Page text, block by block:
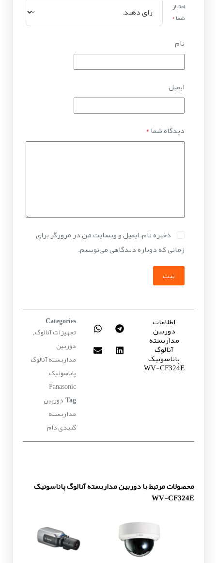
امتیاز
شما*
نام
ایمیل
دیدگاه شما*
ذخیره نام، ایمیل و وبسایت من در مرورگر برای
زمانی که دوباره دیدگاهی می‌نویسم.
ثبت
اطلاعات
دوربین
مداربسته
آنالوگ
پاناسونیک
WV-CF324E
Categories
تجهیزات آنالوگ,
دوربین
مداربسته آنالوگ
پاناسونیک
Panasonic
Tag دوربین
مداربسته
گنبدی دام
محصولات مرتبط با دوربین مداربسته آنالوگ پاناسونیک
WV-CF324E